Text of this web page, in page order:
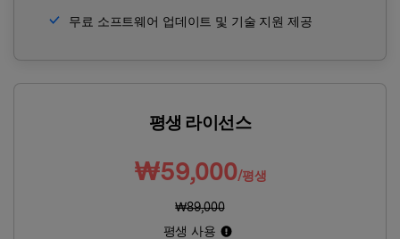
무료 소프트웨어 업데이트 및 기술 지원 제공
평생 라이선스
₩59,000/평생
₩89,000
평생 사용